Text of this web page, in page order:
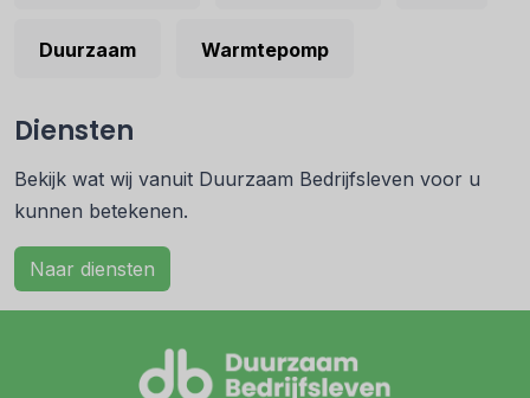
Duurzaam Warmtepomp
Diensten
Bekijk wat wij vanuit Duurzaam Bedrijfsleven voor u
kunnen betekenen.
Naar diensten